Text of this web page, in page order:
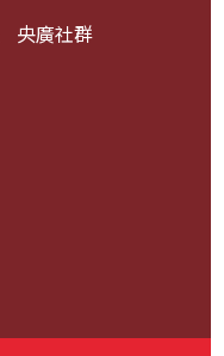
央廣社群